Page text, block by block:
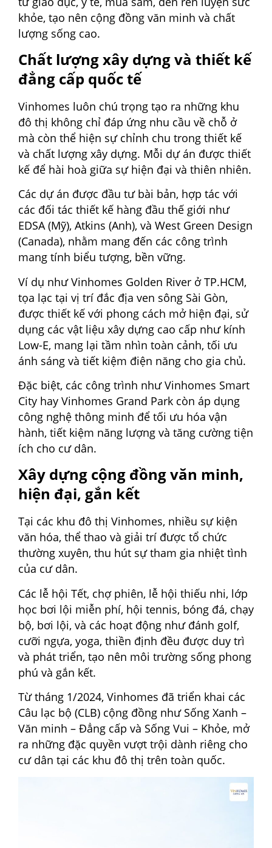
khỏe, tạo nên cộng đồng văn minh và chất
lượng sống cao.
Chất lượng xây dựng và thiết kế
đẳng cấp quốc tế
Vinhomes luôn chú trọng tạo ra những khu
đô thị không chỉ đáp ứng nhu cầu về chỗ ở
mà còn thể hiện sự chỉnh chu trong thiết kế
và chất lượng xây dựng. Mỗi dự án được thiết
kế để hài hoà giữa sự hiện đại và thiên nhiên.
Các dự án được đầu tư bài bản, hợp tác với
các đối tác thiết kế hàng đầu thế giới như
EDSA (Mỹ), Atkins (Anh), và West Green Design
(Canada), nhằm mang đến các công trình
mang tính biểu tượng, bền vững.
Ví dụ như Vinhomes Golden River ở TP.HCM,
tọa lạc tại vị trí đắc địa ven sông Sài Gòn,
được thiết kế với phong cách mở hiện đại, sử
dụng các vật liệu xây dựng cao cấp như kính
Low-E, mang lại tầm nhìn toàn cảnh, tối ưu
ánh sáng và tiết kiệm điện năng cho gia chủ.
Đặc biệt, các công trình như Vinhomes Smart
City hay Vinhomes Grand Park còn áp dụng
công nghệ thông minh để tối ưu hóa vận
hành, tiết kiệm năng lượng và tăng cường tiện
ích cho cư dân.
Xây dựng cộng đồng văn minh,
hiện đại, gắn kết
Tại các khu đô thị Vinhomes, nhiều sự kiện
văn hóa, thể thao và giải trí được tổ chức
thường xuyên, thu hút sự tham gia nhiệt tình
của cư dân.
Các lễ hội Tết, chợ phiên, lễ hội thiếu nhi, lớp
học bơi lội miễn phí, hội tennis, bóng đá, chạy
bộ, bơi lội, và các hoạt động như đánh golf,
cưỡi ngựa, yoga, thiền định đều được duy trì
và phát triển, tạo nên môi trường sống phong
phú và gắn kết.
Từ tháng 1/2024, Vinhomes đã triển khai các
Câu lạc bộ (CLB) cộng đồng như Sống Xanh –
Văn minh – Đẳng cấp và Sống Vui – Khỏe, mở
ra những đặc quyền vượt trội dành riêng cho
cư dân tại các khu đô thị trên toàn quốc.